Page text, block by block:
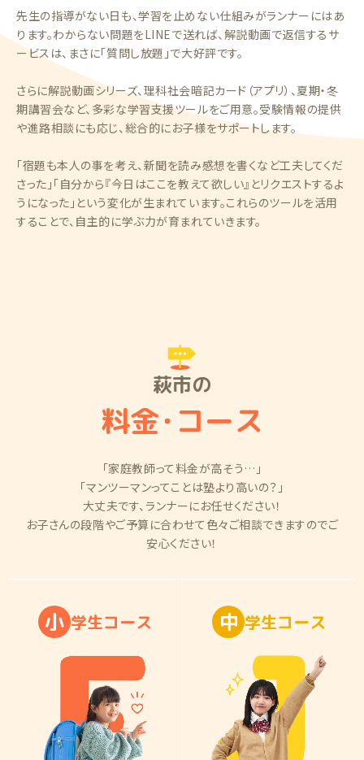
先生の指導がない日も、学習を止めない仕組みがランナーにはあ
ります。わからない問題をLINEで送れば、解説動画で返信するサ
ービスは、まさに「質問し放題」で大好評です。
さらに解説動画シリーズ、理科社会暗記カード（アプリ）、夏期・冬
期講習会など、多彩な学習支援ツールをご用意。受験情報の提供
や進路相談にも応じ、総合的にお子様をサポートします。
「宿題も本人の事を考え、新聞を読み感想を書くなど工夫してくだ
さった」「自分から『今日はここを教えて欲しい』とリクエストするよ
うになった」という変化が生まれています。これらのツールを活用
することで、自主的に学ぶ力が育まれていきます。
萩市の
料金・コース
「家庭教師って料金が高そう…」
「マンツーマンってことは塾より高いの？」
大丈夫です、ランナーにお任せください！
お子さんの段階やご予算に合わせて色々ご相談できますのでご
安心ください！
小 学生コース 中 学生コース